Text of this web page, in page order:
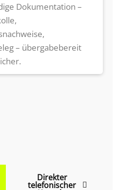
Dokumentation –
– übergabebereit
Direkter
telefonischer